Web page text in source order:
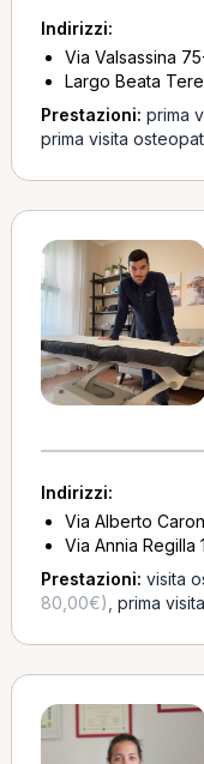
Indirizzi:
Via Valsassina
Largo Beata
Prestazioni: prima
prima visita
Indirizzi:
Via Alberto
Via Annia Regilla
Prestazioni: visita
80,00€) prima